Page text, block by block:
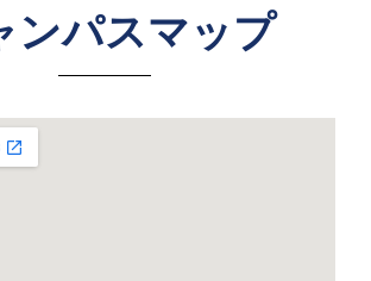
ンパスマップ